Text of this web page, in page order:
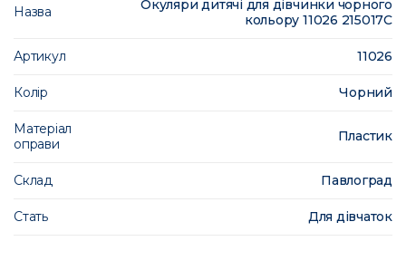
Назва
Окуляри дитячі для дівчинки чорного
кольору 11026 215017C
Артикул 11026
Колір Чорний
Матеріал
оправи
Пластик
Склад Павлоград
Стать Для дівчаток